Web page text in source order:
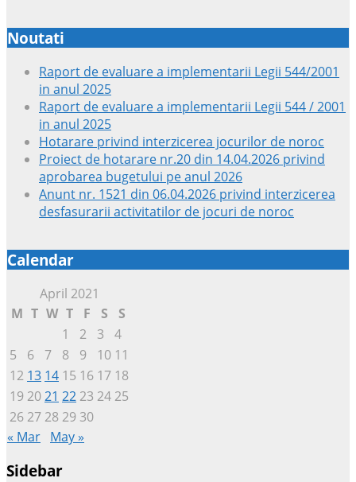
Noutati
Raport de evaluare a implementarii Legii 544/2001
in anul 2025
Raport de evaluare a implementarii Legii 544 / 2001
in anul 2025
Hotarare privind interzicerea jocurilor de noroc
Proiect de hotarare nr.20 din 14.04.2026 privind
aprobarea bugetului pe anul 2026
Anunt nr. 1521 din 06.04.2026 privind interzicerea
desfasurarii activitatilor de jocuri de noroc
Calendar
April 2021
M T W T F S
S
1
2 3
4
5
6 7 8 9 10 11
12 13 14 15 16 17 18
19 2021 22 23 24 25
26 27 28 29 30
« Mar May »
Sidebar